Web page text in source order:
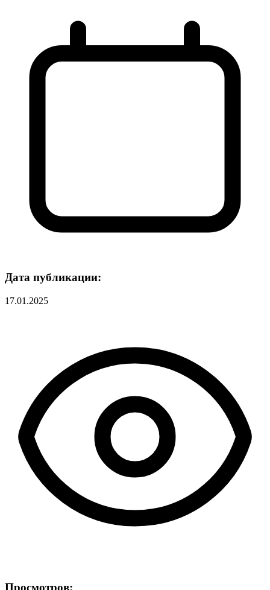
Дата публикации:
17.01.2025
Просмотров: